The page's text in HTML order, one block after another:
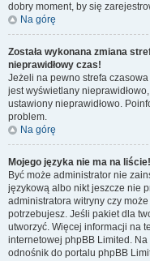
dobry moment, by się
Na górę
Została wykonana zmiana
nieprawidłowy czas!
Jeżeli na pewno strefa czasowa
jest wyświetlany
ustawiony nieprawidłowo.
problem.
Na górę
Mojego języka nie ma na liście!
Być może administrator nie
językową albo nikt jeszcze nie
administratora witryny czy
potrzebujesz. Jeśli pakiet dla
utworzyć. Więcej informacji na
internetowej phpBB Limited.
odnośnik do portalu phpBB